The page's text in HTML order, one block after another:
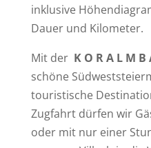
inklusive
Dauer und Kilometer.
Mit der K O R A L M B
schöne
touristische
Zugfahrt dürfen wir
oder mit nur einer